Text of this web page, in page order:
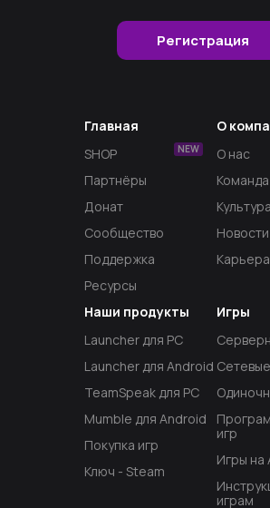
Регистрация
Главная
SHOP
NEW
Партнёры
Донат
Сообщество
Поддержка
Ресурсы
Наши продукты
Launcher для PC
Launcher для Android
TeamSpeak для PC
Mumble для Android
Покупка игр
Ключ - Steam
Игры
игр
Игры на
играм
О
О нас
Команда
Культура
Новости
Карьера